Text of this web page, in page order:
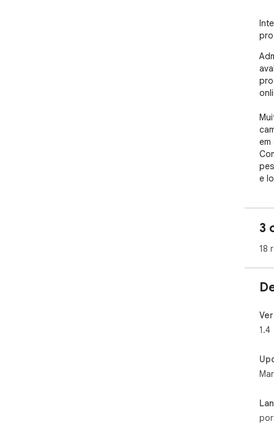
em
e
3
18
1.4